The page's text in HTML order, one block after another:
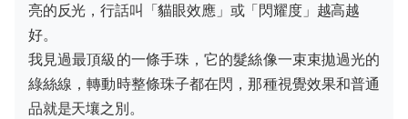
亮的反光，行話叫「貓眼效應」或「閃耀度」越高越
好。
我見過最頂級的一條手珠，它的髮絲像一束束拋過光的
綠絲線，轉動時整條珠子都在閃，那種視覺效果和普通
品就是天壤之別。